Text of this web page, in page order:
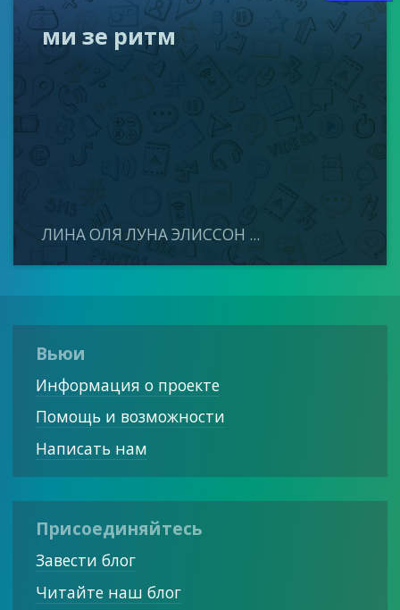
ми зе ритм
ЛИНА ОЛЯ ЛУНА ЭЛИССОН ...
Вьюи
Информация о проекте
Помощь и возможности
Написать нам
Присоединяйтесь
Завести блог
Читайте наш блог